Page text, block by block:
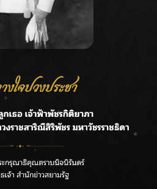
นนั้นได้รับเกียรติจากคณะ
ซึ่งประกอบด้วยนายก
กหนังไทย คุณสุวัชชัย วง